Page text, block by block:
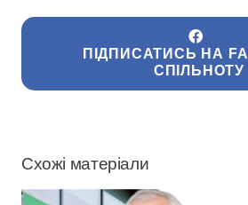
ПІДПИСАТИСЬ НА
СПІЛЬНОТУ
Схожі матеріали